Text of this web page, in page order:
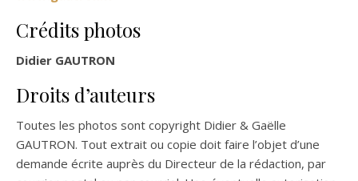
Crédits photos
Didier GAUTRON
Droits d’auteurs
Toutes les photos sont copyright Didier & Gaëlle
GAUTRON. Tout extrait ou copie doit faire l’objet d’une
demande écrite auprès du Directeur de la rédaction, par